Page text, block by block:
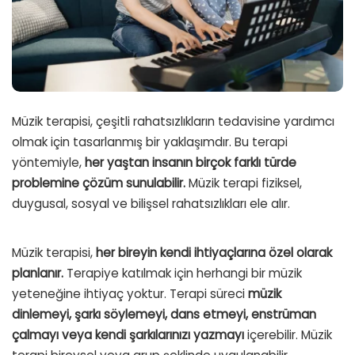
Müzik terapisi, çeşitli rahatsızlıkların tedavisine yardımcı
olmak için tasarlanmış bir yaklaşımdır. Bu terapi
yöntemiyle, her yaştan insanın birçok farklı türde
problemine çözüm sunulabilir.Müzik terapi fiziksel,
duygusal, sosyal ve bilişsel rahatsızlıkları ele alır.
Müzik terapisi, her bireyin kendi ihtiyaçlarına özel olarak
planlanır. Terapiye katılmak için herhangi bir müzik
yeteneğine ihtiyaç yoktur. Terapi sürecimüzik
dinlemeyi, şarkı söylemeyi, dans etmeyi, enstrüman
çalmayı veya kendi şarkılarınızı yazmayıiçerebilir. Müzik